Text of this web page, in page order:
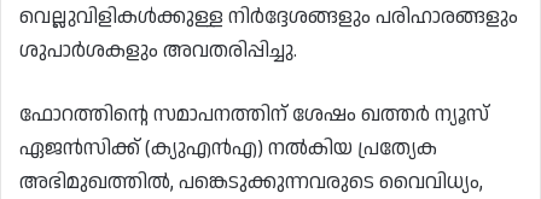
വെല്ലുവിളികൾക്കുള്ള നിർദ്ദേശങ്ങളും പരിഹാരങ്ങളും
ശുപാർശകളും അവതരിപ്പിച്ചു.
ഫോറത്തിന്റെ സമാപനത്തിന് ശേഷം ഖത്തർ ന്യൂസ്
ഏജൻസിക്ക് (ക്യുഎൻഎ) നൽകിയ പ്രത്യേക
അഭിമുഖത്തിൽ, പങ്കെടുക്കുന്നവരുടെ വൈവിധ്യം,